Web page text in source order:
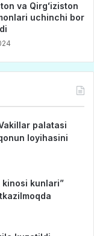
va Qirgʻiziston
uchinchi bor
palatasi
loyihasini
kinosi kunlari”